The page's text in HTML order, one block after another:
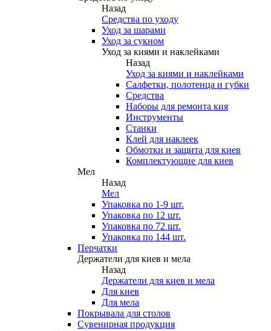
Назад
Средства по уходу
Уход за шарами
Уход за сукном
Уход за киями и наклейками
Назад
Уход за киями и наклейками
Салфетки, полотенца и губки
Средства
Наборы для ремонта кия
Инструменты
Станки
Клей для наклеек
Обмотки и защита для киев
Комплектующие для киев
Мел
Назад
Мел
Упаковка по 1-9 шт.
Упаковка по 12 шт.
Упаковка по 72 шт.
Упаковка по 144 шт.
Перчатки
Держатели для киев и мела
Назад
Держатели для киев и мела
Для киев
Для мела
Покрывала для столов
Сувенирная продукция